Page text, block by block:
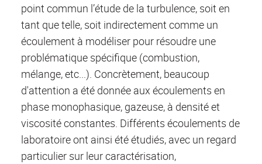
point commun l’étude de la turbulence, soit en
tant que telle, soit indirectement comme un
écoulement à modéliser pour résoudre une
problématique spécifique (combustion,
mélange, etc...). Concrètement, beaucoup
d'attention a été donnée aux écoulements en
phase monophasique, gazeuse, à densité et
viscosité constantes. Différents écoulements de
laboratoire ont ainsi été étudiés, avec un regard
particulier sur leur caractérisation,